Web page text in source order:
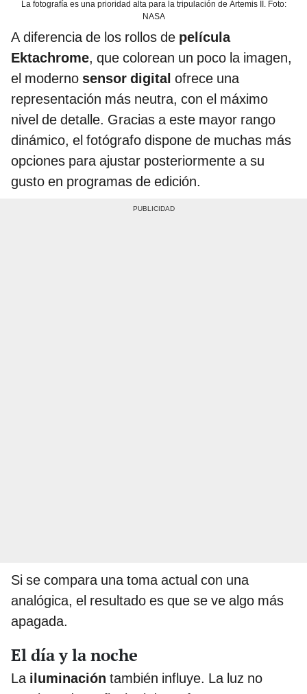
La fotografía es una prioridad alta para la tripulación de Artemis II. Foto:
NASA
A diferencia de los rollos de película
Ektachrome, que colorean un poco la imagen,
el moderno sensor digital ofrece una
representación más neutra, con el máximo
nivel de detalle. Gracias a este mayor rango
dinámico, el fotógrafo dispone de muchas más
opciones para ajustar posteriormente a su
gusto en programas de edición.
Si se compara una toma actual con una
analógica, el resultado es que se ve algo más
apagada.
El día y la noche
La iluminación también influye. La luz no